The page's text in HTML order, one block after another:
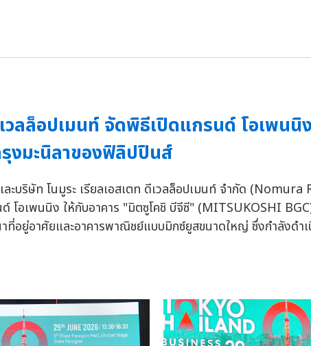
วลล็อปเมนท์ จัดพิธีเปิดแกรนด์ โอเพนนิ
มะนิลาของฟิลิปปินส์
ริษัท โนมูระ เรียลเอสเตท ดีเวลล็อปเมนท์ จำกัด (Nomura
อเพนนิง ให้กับอาคาร "มิตซูโคชิ บีจีซี" (MITSUKOSHI
อยู่อาศัยและอาคารพาณิชย์แบบมิกซ์ยูสขนาดใหญ่ ซึ่งกำลังด